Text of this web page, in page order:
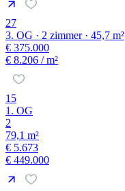
27
3. OG · 2 zimmer · 45,7 m²
€ 375.000
€ 8.206 / m²
15
1. OG
2
79,1 m²
€ 5.673
€ 449.000